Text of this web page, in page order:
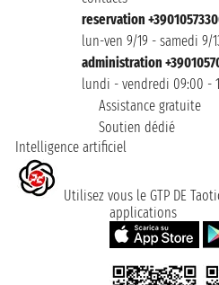
reservation
lun-ven 9/19 - samedi 9/
administration
lundi - vendredi 09:00 -
Assistance gratuite
Soutien dédié
Intelligence artificiel
Utilisez vous le GTP DE
applications